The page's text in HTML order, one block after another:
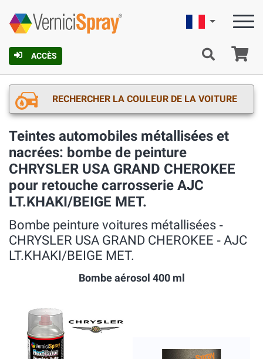
ACCÈS
Française
RECHERCHER LA COULEUR DE LA VOITURE
Teintes automobiles métallisées et
nacrées: bombe de peinture
CHRYSLER USA GRAND CHEROKEE
pour retouche carrosserie AJC
LT.KHAKI/BEIGE MET.
Bombe peinture voitures métallisées ‐
CHRYSLER USA GRAND CHEROKEE ‐ AJC
LT.KHAKI/BEIGE MET.
Bombe aérosol 400 ml